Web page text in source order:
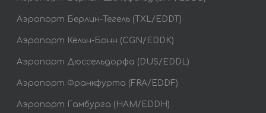
Аэропорт Берлин-Тегель (TXL/EDDT)
Аэропорт Кёльн-Бонн (CGN/EDDK)
Аэропорт Дюссельдорфа (DUS/EDDL)
Аэропорт Франкфурта (FRA/EDDF)
Аэропорт Гамбурга (HAM/EDDH)